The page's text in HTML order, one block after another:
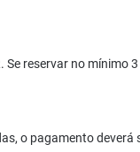
Se reservar no mínimo
o pagamento deverá